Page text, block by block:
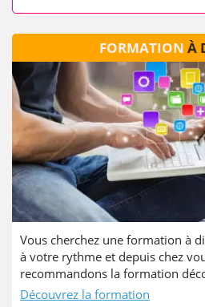
FORMATION À
Vous cherchez une formation à
à votre rythme et depuis chez
recommandons la formation
Découvrez la formation